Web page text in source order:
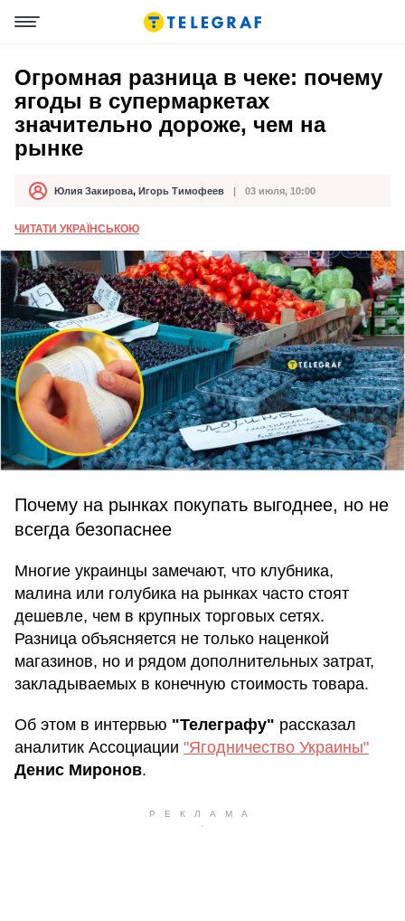
Огромная разница в чеке: почему
ягоды в супермаркетах
значительно дороже, чем на
рынке
АвторЮлия Закирова, Игорь Тимофеев
Дата публикации 03 июля, 10:00
ЧИТАТИ УКРАЇНСЬКОЮ
Почему на рынках покупать выгоднее, но не
всегда безопаснее
Многие украинцы замечают, что клубника,
малина или голубика на рынках часто стоят
дешевле, чем в крупных торговых сетях.
Разница объясняется не только наценкой
магазинов, но и рядом дополнительных затрат,
закладываемых в конечную стоимость товара.
Об этом в интервью "Телеграфу" рассказал
аналитик Ассоциации "Ягодничество Украины"
Денис Миронов.